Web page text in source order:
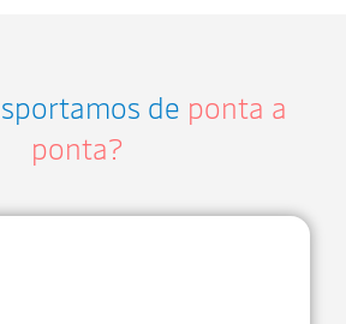
de ponta a
ponta?